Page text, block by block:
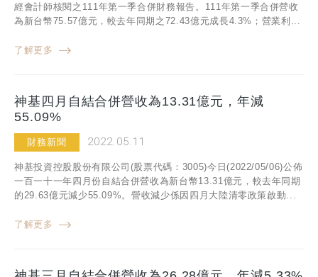
經會計師核閱之111年第一季合併財務報告。111年第一季合併營收
為新台幣75.57億元，較去年同期之72.43億元成長4.3%；營業利...
了解更多
神基四月自結合併營收為13.31億元，年減
55.09%
財務新聞 2022.05.11
神基投資控股股份有限公司(股票代碼：3005)今日(2022/05/06)公佈
一百一十一年四月份自結合併營收為新台幣13.31億元，較去年同期
的29.63億元減少55.09%。營收減少係因四月大陸清零政策啟動...
了解更多